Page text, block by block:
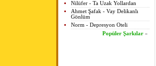
Nilüfer - Ta Uzak Yollardan
Ahmet Şafak - Vay Delikanlı
Gönlüm
Norm - Depresyon Oteli
Popüler Şarkılar »